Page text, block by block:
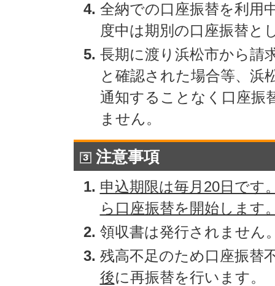
全納での口座振替を利用
度中は期別の口座振替と
長期に渡り浜松市から請
と確認された場合等、浜
通知することなく口座振
ません。
注意事項
申込期限は毎月20日です
ら口座振替を開始します
領収書は発行されません
残高不足のため口座振替
後に再振替を行います。